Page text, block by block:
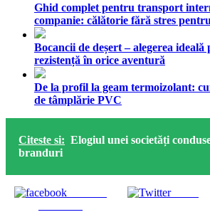
Ghid complet pentru transport
companie: călătorie fără stres
Bocancii de deșert – alegerea
rezistență în orice aventură
De la profil la geam termoizolant:
de tâmplărie PVC
Citeste si: Elogiul unei societăți
branduri
Tweet